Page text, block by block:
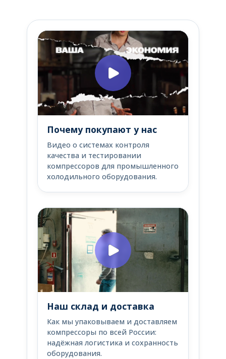
Почему покупают у нас
Видео о системах контроля
качества и тестировании
компрессоров для промышленного
холодильного оборудования.
Наш склад и доставка
Как мы упаковываем и доставляем
компрессоры по всей России:
надёжная логистика и сохранность
оборудования.